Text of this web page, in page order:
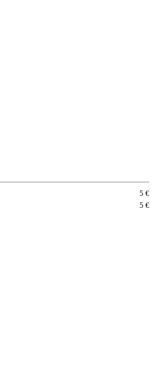
5 €
5 €